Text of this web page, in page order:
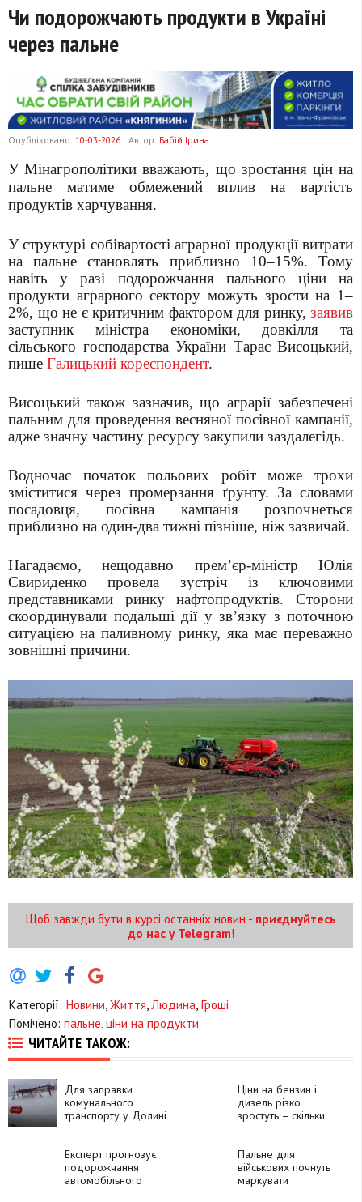
Чи подорожчають продукти в Україні
через пальне
Опубліковано: 10-03-2026 Автор: Бабій Ірина
У Мінагрополітики вважають, що зростання цін на
пальне матиме обмежений вплив на вартість
продуктів харчування.
У структурі собівартості аграрної продукції витрати
на пальне становлять приблизно 10–15%. Тому
навіть у разі подорожчання пального ціни на
продукти аграрного сектору можуть зрости на 1–
2%, що не є критичним фактором для ринку, заявив
заступник міністра економіки, довкілля та
сільського господарства України Тарас Висоцький,
пише Галицький кореспондент.
Висоцький також зазначив, що аграрії забезпечені
пальним для проведення весняної посівної кампанії,
адже значну частину ресурсу закупили заздалегідь.
Водночас початок польових робіт може трохи
зміститися через промерзання ґрунту. За словами
посадовця, посівна кампанія розпочнеться
приблизно на один-два тижні пізніше, ніж зазвичай.
Нагадаємо, нещодавно прем’єр-міністр Юлія
Свириденко провела зустріч із ключовими
представниками ринку нафтопродуктів. Сторони
скоординували подальші дії у зв’язку з поточною
ситуацією на паливному ринку, яка має переважно
зовнішні причини.
Щоб завжди бути в курсі останніх новин - приєднуйтесь
до нас у Telegram!
Категорії: Новини Життя Людина Гроші
Помічено: пальне ціни на продукти
ЧИТАЙТЕ ТАКОЖ:
Для заправки
комунального
транспорту у Долині
Ціни на бензин і
дизель різко
зростуть – скільки
Експерт прогнозує
подорожчання
автомобільного
Пальне для
військових почнуть
маркувати